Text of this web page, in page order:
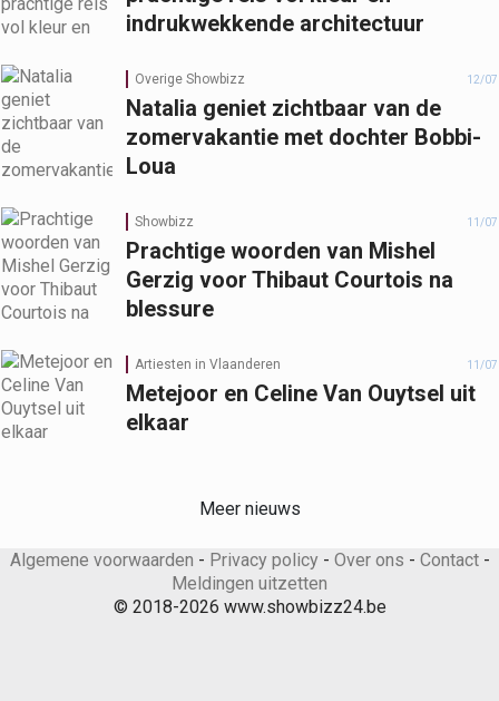
indrukwekkende architectuur
Overige Showbizz 12/07
Natalia geniet zichtbaar van de
zomervakantie met dochter Bobbi-
Loua
Showbizz 11/07
Prachtige woorden van Mishel
Gerzig voor Thibaut Courtois na
blessure
Artiesten in Vlaanderen 11/07
Metejoor en Celine Van Ouytsel uit
elkaar
Meer nieuws
Algemene voorwaarden - Privacy policy- Over ons - Contact-
Meldingen uitzetten
© 2018-2026 www.showbizz24.be